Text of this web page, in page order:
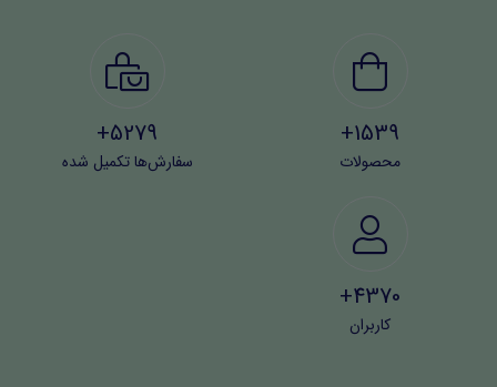
1539+
محصولات
5279+
سفارش‌ها تکمیل شده
4370+
کاربران